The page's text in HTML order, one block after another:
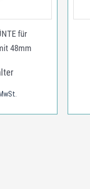
für
48mm